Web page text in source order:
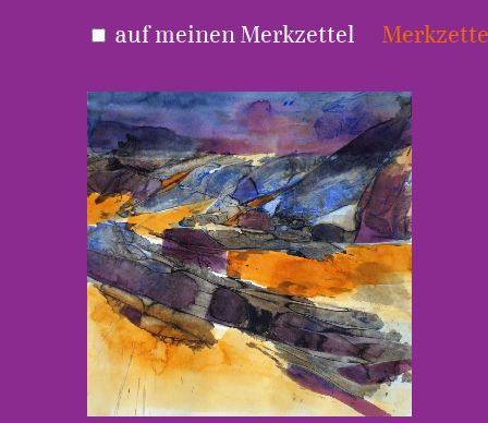
auf meinen Merkzettel